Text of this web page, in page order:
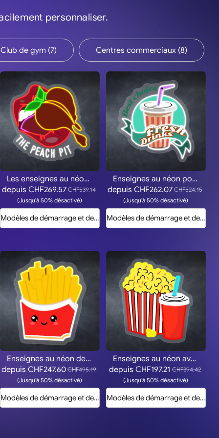
personnaliser.
Club de gym (7) Centres commerciaux (8)
Les enseignes au néon Peach Pit
depuis CHF269.57 CHF539.14
(Jusqu'à 50% désactivé)
Modèles de démarrage et devis
Enseignes au néon pour boissons fraîches
depuis CHF262.07 CHF524.15
(Jusqu'à 50% désactivé)
Modèles de démarrage et devis
Enseignes au néon de frites joyeuses
depuis CHF247.60 CHF495.19
(Jusqu'à 50% désactivé)
Modèles de démarrage et devis
Enseignes au néon avec pop-corn au beurre
depuisCHF197.21 CHF394.42
(Jusqu'à 50% désactivé)
Modèles de démarrage et devis